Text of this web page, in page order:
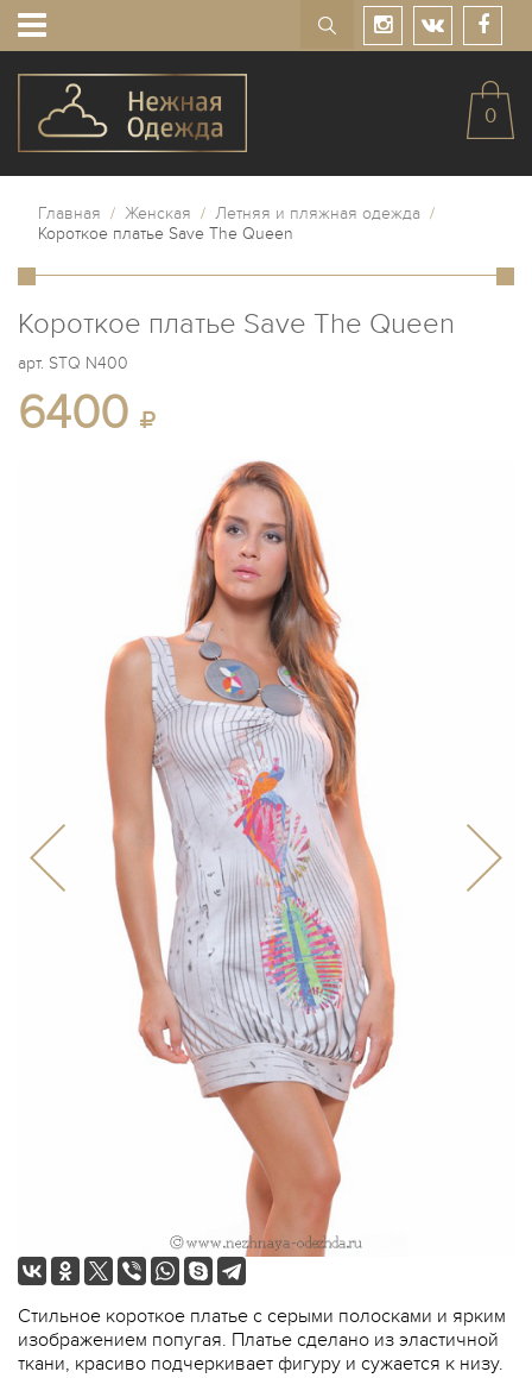
0
Главная / Женская / Летняя и пляжная одежда /
Короткое платье Save The Queen
Короткое платье Save The Queen
арт. STQ N400
6400
Стильное короткое платье с серыми полосками и ярким
изображением попугая. Платье сделано из эластичной
ткани, красиво подчеркивает фигуру и сужается к низу.